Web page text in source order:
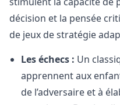
décision et la pensée
de jeux de stratégie
Les échecs : Un
apprennent aux
de l’adversaire et à